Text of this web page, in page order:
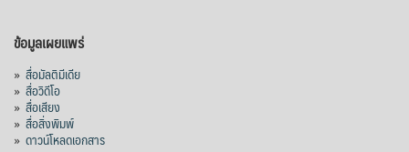
ข้อมูลเผยแพร่
» สื่อมัลติมีเดีย
» สื่อวิดีโอ
» สื่อเสียง
» สื่อสิ่งพิมพ์
» ดาวน์โหลดเอกสาร